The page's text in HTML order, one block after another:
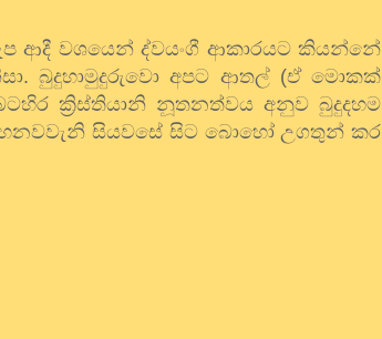
ආදී වශයෙන් ද්වයංගී ආකාරයට කියන්නේ
බුදුහාමුදුරුවො අපට ආතල් (ඒ මොකක්
ක්‍රිස්තියානි නූතනත්වය අනුව බුදුදහම
සියවසේ සිට බොහෝ උගතුන් කර